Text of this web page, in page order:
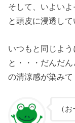
そして、いよい
と頭皮に浸透して
いつもと同じよ
と・・・だんだ
の清涼感が染みて
（